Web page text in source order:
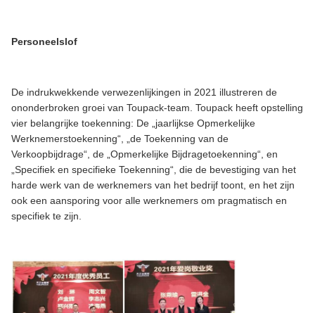
Personeelslof
De indrukwekkende verwezenlijkingen in 2021 illustreren de
ononderbroken groei van Toupack-team. Toupack heeft opstelling
vier belangrijke toekenning: De „jaarlijkse Opmerkelijke
Werknemerstoekenning“, „de Toekenning van de
Verkoopbijdrage“, de „Opmerkelijke Bijdragetoekenning“, en
„Specifiek en specifieke Toekenning“, die de bevestiging van het
harde werk van de werknemers van het bedrijf toont, en het zijn
ook een aansporing voor alle werknemers om pragmatisch en
specifiek te zijn.